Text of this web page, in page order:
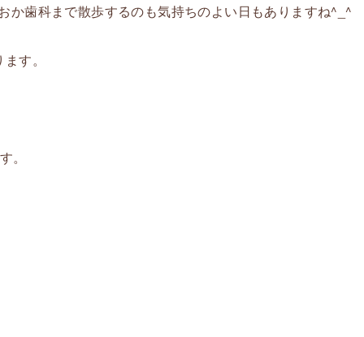
歯科まで散歩するのも気持ちのよい日もありますね^_^
す。
。